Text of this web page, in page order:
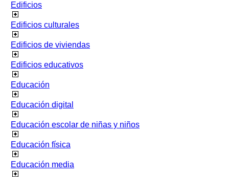
Edificios
Edificios culturales
Edificios de viviendas
Edificios educativos
Educación
Educación digital
Educación escolar de niñas y niños
Educación física
Educación media